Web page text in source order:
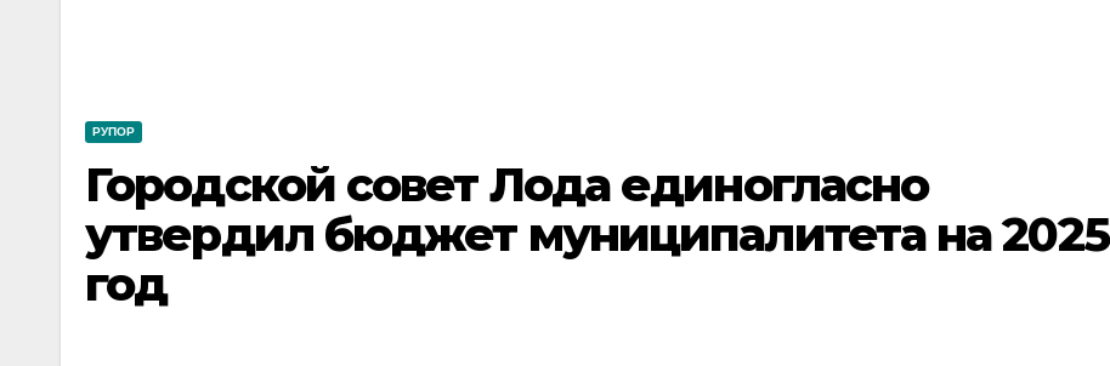
РУПОР
Городской совет Лода единогласно
утвердил бюджет муниципалитета на 2025
год